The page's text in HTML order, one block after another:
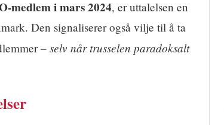
medlem i mars 2024, er uttalelsen en
Den signaliserer også vilje til å ta
– selv når trusselen paradoksalt